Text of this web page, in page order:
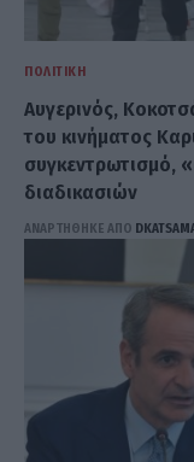
ΠΟΛΙΤΙΚΉ
Αυγερινός,
του κινήματος
συγκεντρωτισμό,
διαδικασιών
ΑΝΑΡΤΗΘΗΚΕ ΑΠΟ